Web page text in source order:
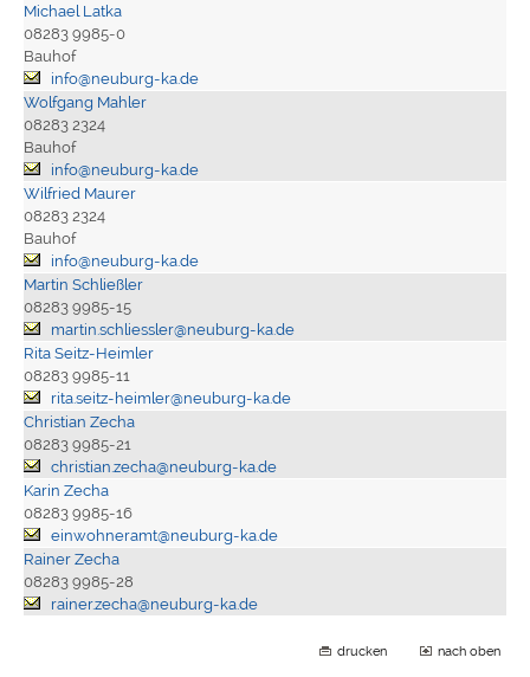
Michael Latka
08283 9985-0
Bauhof
info@neuburg-ka.de
Wolfgang Mahler
08283 2324
Bauhof
info@neuburg-ka.de
Wilfried Maurer
08283 2324
Bauhof
info@neuburg-ka.de
Martin Schließler
08283 9985-15
martin.schliessler@neuburg-ka.de
Rita Seitz-Heimler
08283 9985-11
rita.seitz-heimler@neuburg-ka.de
Christian Zecha
08283 9985-21
christian.zecha@neuburg-ka.de
Karin Zecha
08283 9985-16
einwohneramt@neuburg-ka.de
Rainer Zecha
08283 9985-28
rainer.zecha@neuburg-ka.de
drucken nach oben